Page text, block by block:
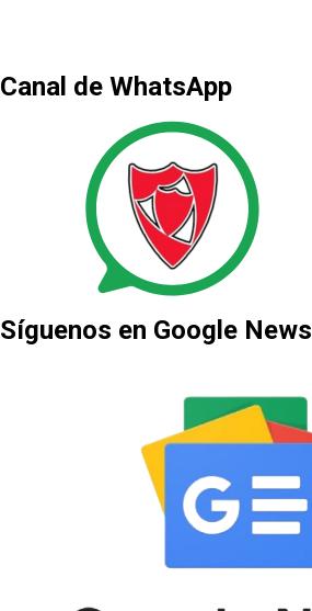
Canal de WhatsApp
Síguenos en Google News